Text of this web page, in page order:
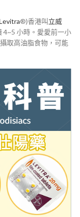
®)香港叫立威
4~5 小時。愛愛前一小
取高油脂食物，可能